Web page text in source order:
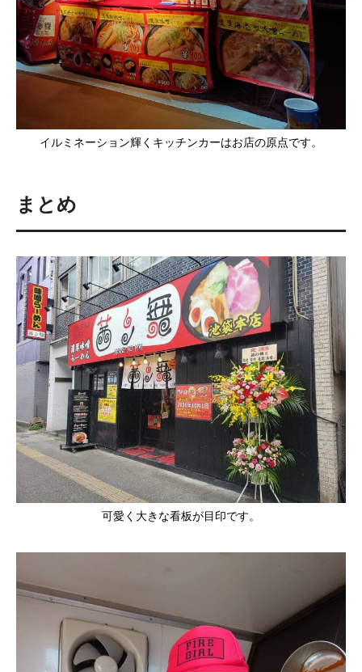
イルミネーション輝くキッチンカーはお店の原点です。
まとめ
可愛く大きな看板が目印です。